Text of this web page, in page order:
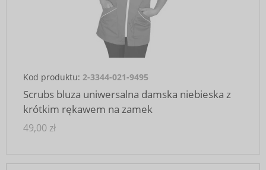
Kod produktu: 2-3344-021-9495
Scrubs bluza uniwersalna damska niebieska z
krótkim rękawem na zamek
49,00 zł